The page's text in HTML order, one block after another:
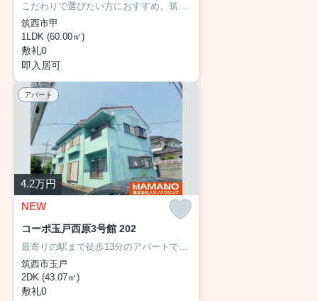
こだわりで選びたい方におすすめ。筑西市エリアで住まいをお探しなら「旭町1LDK」。2つの路線をご利用できる場所にあり、アクセスはとても便利です。優雅に快適に暮らせるアパートで毎日快適な生活をおくりましょう。ハマノハウジング おうち探しのハマノハウジングが条件に合わせて筑西市周辺のお住まい探しをお手伝いします。地元の不動産屋さんだからどんな要望もお任せ下さい。
筑西市甲
1LDK (60.00㎡)
敷礼0
即入居可
アパート
4.2万円
NEW
コーポ玉戸西原3号館 202
最寄りの駅まで徒歩13分のアパートです！多くの方にご好評をいただいている、清潔感のある賃貸物件です！洗面所が独立した、使い勝手の良い環境が魅力的なアパートです！こちらは角部屋物件です！筑西市の住まい探しをお手伝いします！ハマノハウジング おうち探しのハマノハウジングがお客様に合った住まいをご紹介いたしますので、まずはお気軽にお問い合わせください(#^^#)
筑西市玉戸
2DK (43.07㎡)
敷礼0